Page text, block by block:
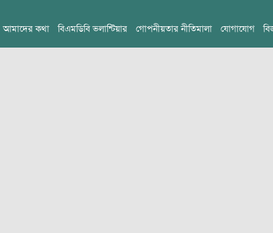
আমাদের কথা বিএমডিবি ভলান্টিয়ার গোপনীয়তার নীতিমালা যোগাযোগ